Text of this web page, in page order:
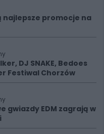
najlepsze promocje na
DJ SNAKE, Bedoes
Festiwal Chorzów
gwiazdy EDM zagrają w